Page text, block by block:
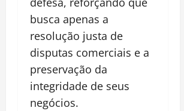
busca apenas a
resolução justa de
disputas comerciais e a
preservação da
integridade de seus
negócios.